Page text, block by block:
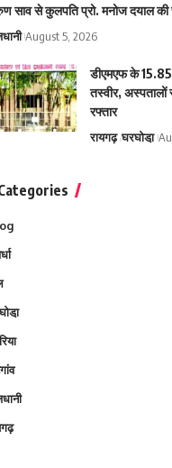
साव से कुलपति प्रो. मनोज दयाल की
August 5, 2026
डीएमएफ के
तस्वीर,
रफ्तार
रायगढ़ घरघोडा़